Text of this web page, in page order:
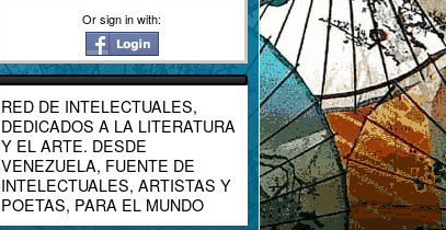
Or sign in with:
RED DE INTELECTUALES,
DEDICADOS A LA LITERATURA
Y EL ARTE. DESDE
VENEZUELA, FUENTE DE
INTELECTUALES, ARTISTAS Y
POETAS, PARA EL MUNDO